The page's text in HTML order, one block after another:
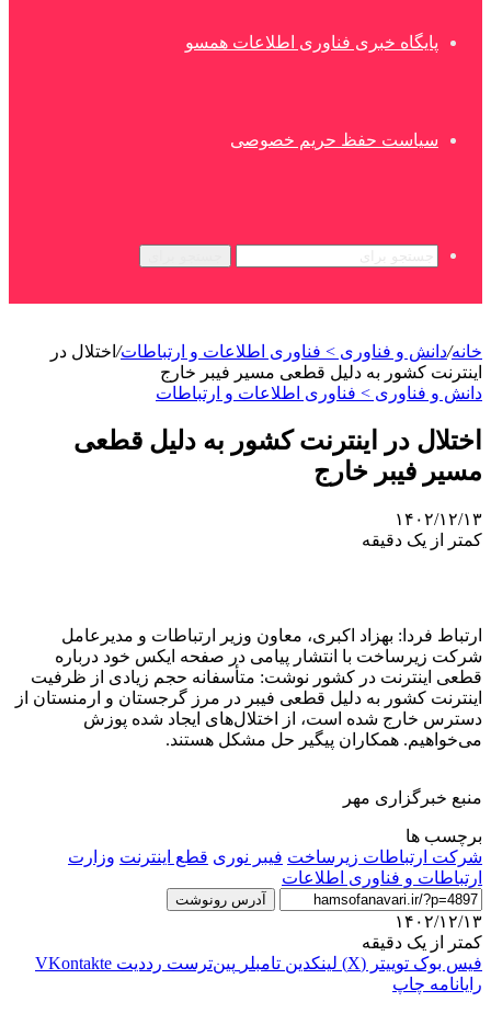
پایگاه خبری فناوری اطلاعات همسو
سیاست حفظ حریم خصوصی
خانه/دانش و فناوری > فناوری اطلاعات و ارتباطات/ اختلال در
اینترنت کشور به دلیل قطعی مسیر فیبر خارج
دانش و فناوری > فناوری اطلاعات و ارتباطات
اختلال در اینترنت کشور به دلیل قطعی
مسیر فیبر خارج
۱۴۰۲/۱۲/۱۳
کمتر از یک دقیقه
ارتباط فردا: بهزاد اکبری، معاون وزیر ارتباطات و مدیرعامل
شرکت زیرساخت با انتشار پیامی در صفحه ایکس خود درباره
قطعی اینترنت در کشور نوشت: متأسفانه حجم زیادی از ظرفیت
اینترنت کشور به دلیل قطعی فیبر در مرز گرجستان و ارمنستان از
دسترس خارج شده است، از اختلال‌های ایجاد شده پوزش
می‌خواهیم. همکاران پیگیر حل مشکل هستند.
منبع خبرگزاری مهر
برچسب ها
شرکت ارتباطات زیرساخت فیبر نوری قطع اینترنت وزارت
ارتباطات و فناوری اطلاعات
آدرس رونوشت
۱۴۰۲/۱۲/۱۳
کمتر از یک دقیقه
فیس بوک توییتر (X) لینکدین ‫تامبلر ‫پین‌ترست ‫رددیت ‫VKontakte
رایانامه چاپ